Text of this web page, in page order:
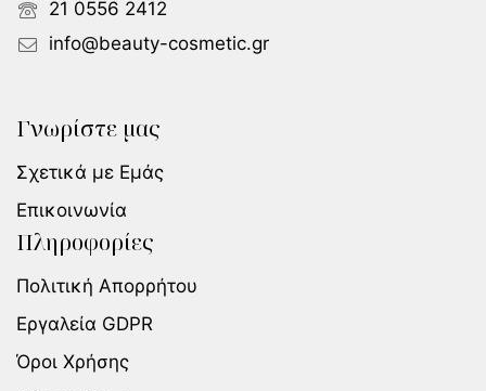
21 0556 2412
info@beauty-cosmetic.gr
Γνωρίστε μας
Σχετικά με Εμάς
Επικοινωνία
Πληροφορίες
Πολιτική Απορρήτου
Εργαλεία GDPR
Όροι Χρήσης